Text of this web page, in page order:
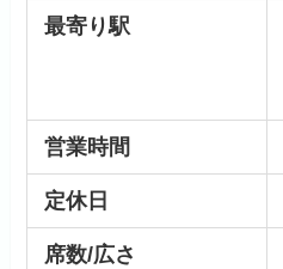
最寄り駅
営業時間
定休日
席数/広さ